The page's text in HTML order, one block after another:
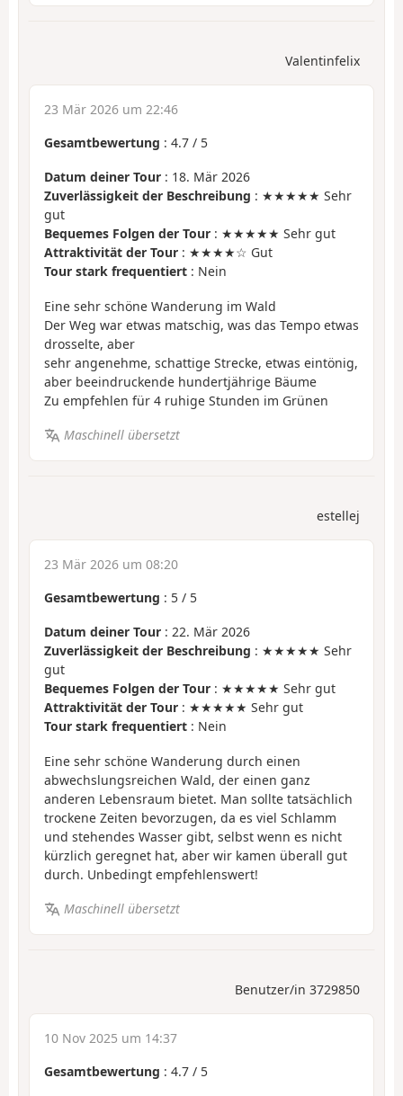
Valentinfelix
23 Mär 2026 um 22:46
Gesamtbewertung : 4.7 / 5
Datum deiner Tour : 18. Mär 2026
Zuverlässigkeit der Beschreibung : ★★★★★ Sehr
gut
Bequemes Folgen der Tour : ★★★★★ Sehr gut
Attraktivität der Tour : ★★★★☆ Gut
Tour stark frequentiert : Nein
Eine sehr schöne Wanderung im Wald
Der Weg war etwas matschig, was das Tempo etwas
drosselte, aber
sehr angenehme, schattige Strecke, etwas eintönig,
aber beeindruckende hundertjährige Bäume
Zu empfehlen für 4 ruhige Stunden im Grünen
Maschinell übersetzt
estellej
23 Mär 2026 um 08:20
Gesamtbewertung : 5 / 5
Datum deiner Tour : 22. Mär 2026
Zuverlässigkeit der Beschreibung : ★★★★★ Sehr
gut
Bequemes Folgen der Tour : ★★★★★ Sehr gut
Attraktivität der Tour : ★★★★★ Sehr gut
Tour stark frequentiert : Nein
Eine sehr schöne Wanderung durch einen
abwechslungsreichen Wald, der einen ganz
anderen Lebensraum bietet. Man sollte tatsächlich
trockene Zeiten bevorzugen, da es viel Schlamm
und stehendes Wasser gibt, selbst wenn es nicht
kürzlich geregnet hat, aber wir kamen überall gut
durch. Unbedingt empfehlenswert!
Maschinell übersetzt
Benutzer/in 3729850
10 Nov 2025 um 14:37
Gesamtbewertung : 4.7 / 5